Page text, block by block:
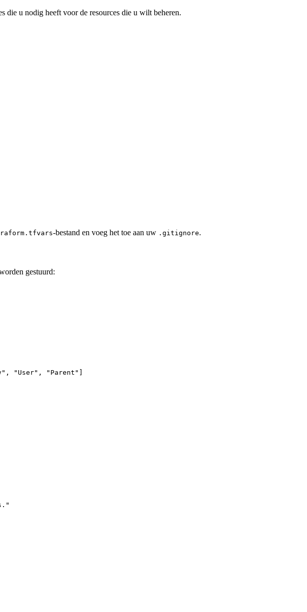
die u nodig heeft voor de resources die u wilt beheren.
-bestand en voeg het toe aan uw .gitignore.
gestuurd:
"User", "Parent"]